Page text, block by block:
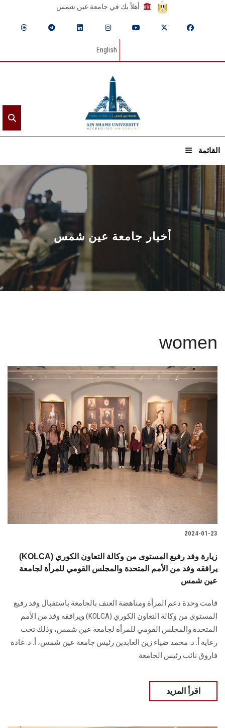
أهلاً بك في جامعة عين شمس
English
القائمة
الرئيسيـة
عن الجامعة
القطاعـات
الشئون الأكاديمية
البحث العلمي
الأنظمة الذكية
الإعلام
تواصل معنا
الطلاب
هيئة التدريس
الدراسات العليا
الموظفون
سجل الان
أخبار جامعة عين شمس
women
2024-01-23
(KOLCA) زيارة وفد رفيع المستوى من وكالة التعاون الكوري
يرافقه وفد من الأمم المتحدة والمجلس القومي للمرأة لجامعة
عين شمس
قامت وحدة دعم المرأة ومناهضة العنف بالجامعة باستقبال وفد رفيع
المستوى من ‏وكالة التعاون الكوري‎ (KOLCA) ‎ويرافقه وفد من الأمم
المتحدة والمجلس القومي للمرأة لجامعة ‏عين شمس، وذلك تحت
رعاية أ. د. محمد ضياء زين العابدين رئيس جامعة عين شمس، أ. د. ‏غادة
فاروق نائب رئيس الجامعة ‏
اقرأ المزيد